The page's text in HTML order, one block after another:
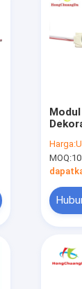
Harga:
MOQ:10